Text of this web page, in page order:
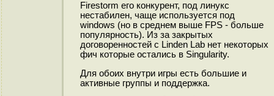
Firestorm его конкурент, под линукс
нестабилен, чаще используется под
windows (но в среднем выше FPS - больше
популярность). Из за закрытых
договоренностей с Linden Lab нет некоторых
фич которые остались в Singularity.
Для обоих внутри игры есть большие и
активные группы и поддержка.